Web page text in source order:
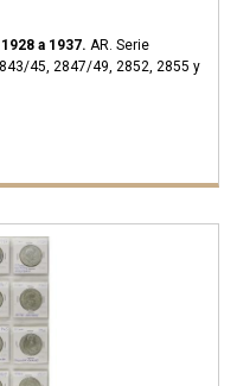
1928 a 1937. AR. Serie
45, 2847/49, 2852, 2855 y